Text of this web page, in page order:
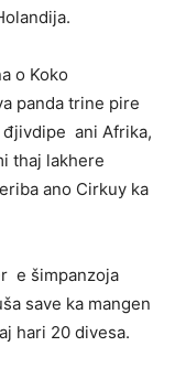
o Koko
panda trine pire
đjivdipe ani Afrika,
thaj lakhere
ano Cirkuy ka
e šimpanzoja
save ka mangen
hari 20 divesa.